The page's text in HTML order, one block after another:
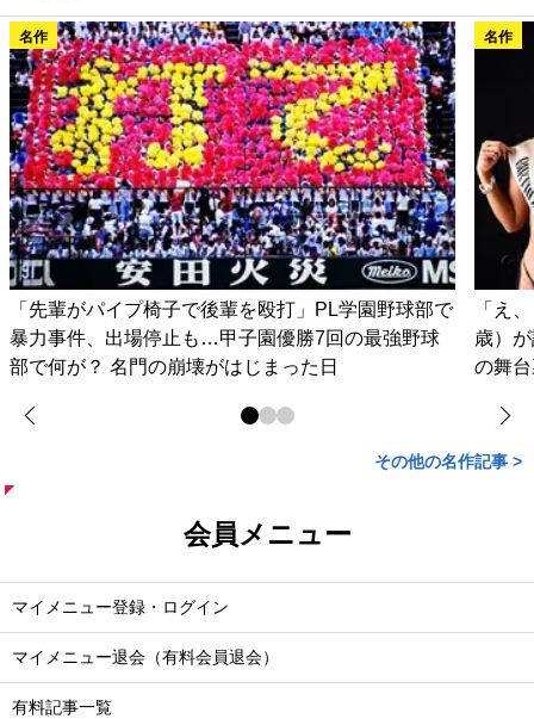
名作
「先輩がパイプ椅子で後輩を殴打」PL学園野球部で
暴力事件、出場停止も…甲子園優勝7回の最強野球
部で何が？ 名門の崩壊がはじまった日
名作
「え
歳）
の舞
その他の名作記事 >
会員メニュー
マイメニュー登録・ログイン
マイメニュー退会（有料会員退会）
有料記事一覧